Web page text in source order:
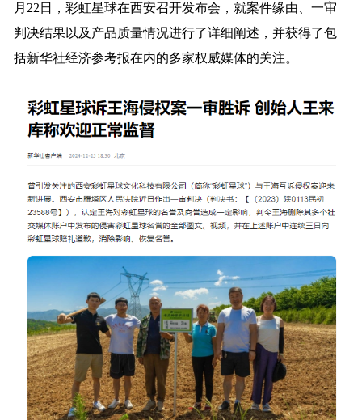
月22日，彩虹星球在西安召开发布会，就案件缘由、一审
判决结果以及产品质量情况进行了详细阐述，并获得了包
括新华社经济参考报在内的多家权威媒体的关注。